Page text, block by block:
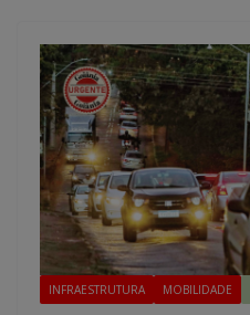
INFRAESTRUTURA MOBILIDADE